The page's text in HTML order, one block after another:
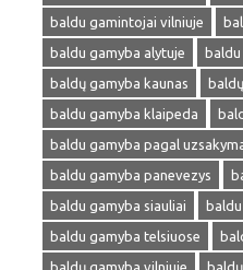
baldu gamintojai vilniuje
baldu gamyba alytuje
baldų gamyba kaunas
baldu gamyba klaipeda
baldu gamyba pagal
baldu gamyba panevezys
baldu gamyba siauliai
baldu gamyba telsiuose
baldų gamyba vilniuje